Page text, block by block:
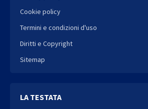
Cookie policy
Termini e condizioni d'uso
Diritti e Copyright
Sitemap
LA TESTATA